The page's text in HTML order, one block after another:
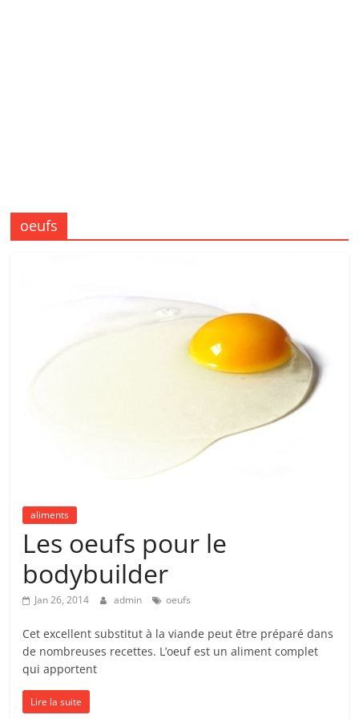
oeufs
aliments
Les oeufs pour le
bodybuilder
Jan 26, 2014 admin oeufs
Cet excellent substitut à la viande peut être préparé dans
de nombreuses recettes. L’oeuf est un aliment complet
qui apportent
Lire la suite